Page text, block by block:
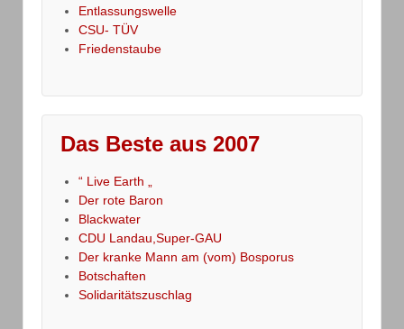
Entlassungswelle
CSU- TÜV
Friedenstaube
Das Beste aus 2007
“ Live Earth „
Der rote Baron
Blackwater
CDU Landau,Super-GAU
Der kranke Mann am (vom) Bosporus
Botschaften
Solidaritätszuschlag